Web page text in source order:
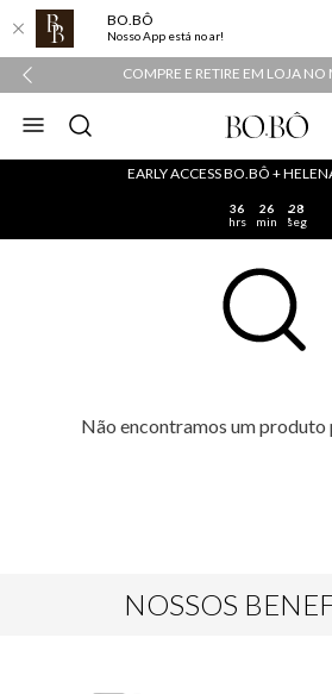
BO.BÔ
Nosso App está no ar!
COMPRE E RETIRE EM LOJA NO
EARLY ACCESS BO.BÔ +
36
hrs
26
min
28
seg
Não encontramos um produto
NOSSOS